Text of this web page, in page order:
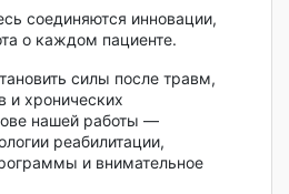
соединяются инновации,
о каждом пациенте.
силы после травм,
и хронических
нашей работы —
реабилитации,
и внимательное